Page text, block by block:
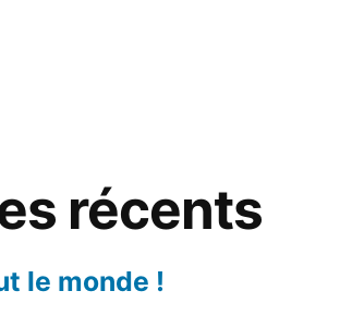
récents
le monde !